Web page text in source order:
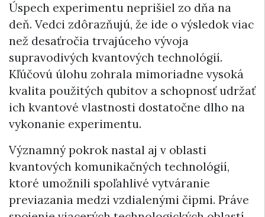
Úspech experimentu neprišiel zo dňa na
deň. Vedci zdôrazňujú, že ide o výsledok viac
než desaťročia trvajúceho vývoja
supravodivých kvantových technológií.
Kľúčovú úlohu zohrala mimoriadne vysoká
kvalita použitých qubitov a schopnosť udržať
ich kvantové vlastnosti dostatočne dlho na
vykonanie experimentu.
Významný pokrok nastal aj v oblasti
kvantových komunikačných technológií,
ktoré umožnili spoľahlivé vytváranie
previazania medzi vzdialenými čipmi. Práve